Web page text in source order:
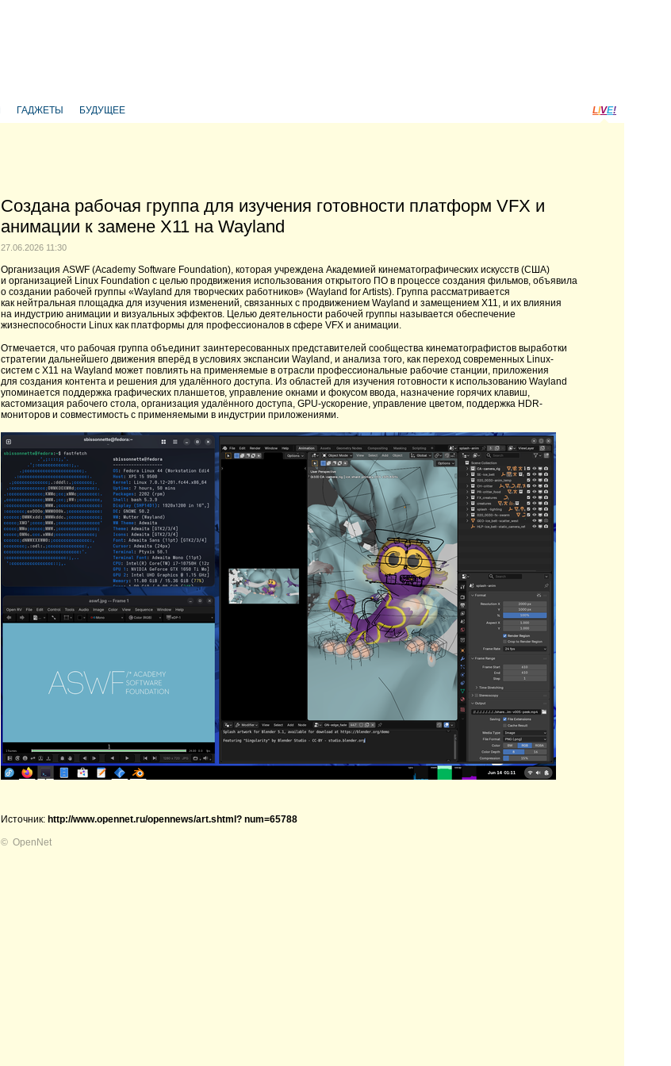
ГАДЖЕТЫ БУДУЩЕЕ LIVE!
Создана рабочая группа для изучения готовности платформ VFX и
анимации к замене X11 на Wayland
27.06.2026 11:30
Организация ASWF (Academy Software Foundation), которая учреждена Академией кинематографических искусств (США)
и организацией Linux Foundation с целью продвижения использования открытого ПО в процессе создания фильмов, объявила
о создании рабочей группы «Wayland для творческих работников» (Wayland for Artists). Группа рассматривается
как нейтральная площадка для изучения изменений, связанных с продвижением Wayland и замещением X11, и их влияния
на индустрию анимации и визуальных эффектов. Целью деятельности рабочей группы называется обеспечение
жизнеспособности Linux как платформы для профессионалов в сфере VFX и анимации.
Отмечается, что рабочая группа объединит заинтересованных представителей сообщества кинематографистов выработки
стратегии дальнейшего движения вперёд в условиях экспансии Wayland, и анализа того, как переход современных Linux-
систем с X11 на Wayland может повлиять на применяемые в отрасли профессиональные рабочие станции, приложения
для создания контента и решения для удалённого доступа. Из областей для изучения готовности к использованию Wayland
упоминается поддержка графических планшетов, управление окнами и фокусом ввода, назначение горячих клавиш,
кастомизация рабочего стола, организация удалённого доступа, GPU-ускорение, управление цветом, поддержка HDR-
мониторов и совместимость с применяемыми в индустрии приложениями.
Источник: http://www.opennet.ru/opennews/art.shtml? num=65788
© OpenNet